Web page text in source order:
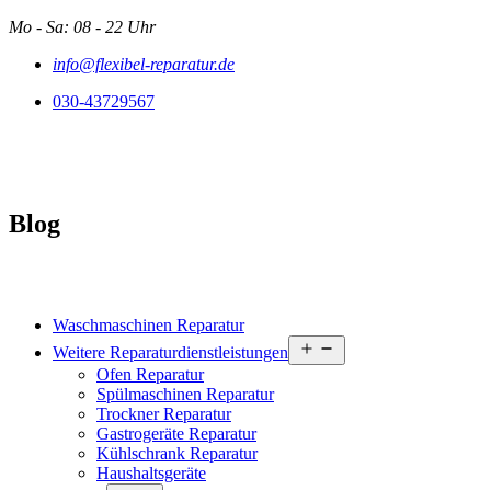
Zum
springen
Mo - Sa: 08 - 22 Uhr
info@flexibel-reparatur.de
030-43729567
Waschmaschinen Reparatur
Weitere Reparaturdienstleistungen
öffnen
Ofen Reparatur
Spülmaschinen Reparatur
Trockner Reparatur
Gastrogeräte Reparatur
Kühlschrank Reparatur
Haushaltsgeräte
Blog